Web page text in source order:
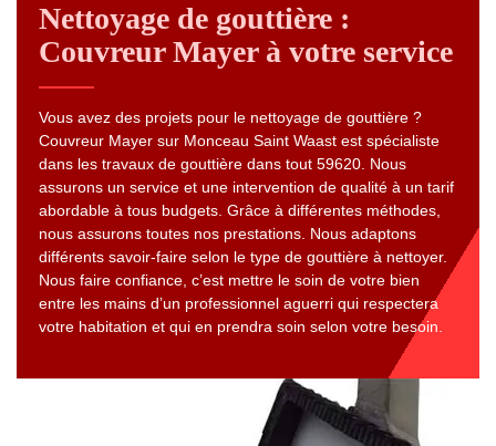
Nettoyage de gouttière :
Couvreur Mayer à votre service
Vous avez des projets pour le nettoyage de gouttière ?
Couvreur Mayer sur Monceau Saint Waast est spécialiste
dans les travaux de gouttière dans tout 59620. Nous
assurons un service et une intervention de qualité à un tarif
abordable à tous budgets. Grâce à différentes méthodes,
nous assurons toutes nos prestations. Nous adaptons
différents savoir-faire selon le type de gouttière à nettoyer.
Nous faire confiance, c’est mettre le soin de votre bien
entre les mains d’un professionnel aguerri qui respectera
votre habitation et qui en prendra soin selon votre besoin.